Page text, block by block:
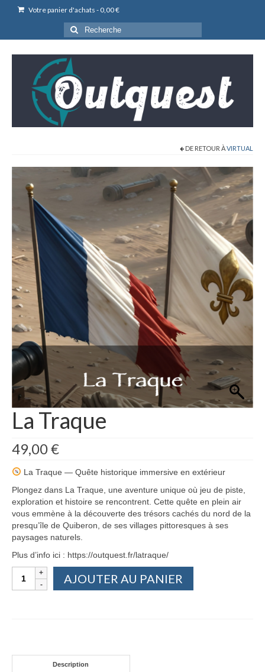
Votre panier d'achats - 0,00€
Rechercher
:
DE RETOUR ÀVIRTUAL
La Traque
49,00€
La Traque — Quête historique immersive en extérieur
Plongez dans La Traque, une aventure unique où jeu de piste,
exploration et histoire se rencontrent. Cette quête en plein air
vous emmène à la découverte des trésors cachés du nord de la
presqu’île de Quiberon, de ses villages pittoresques à ses
paysages naturels.
Plus d’info ici : https://outquest.fr/latraque/
quantité
AJOUTER AU PANIER
Description